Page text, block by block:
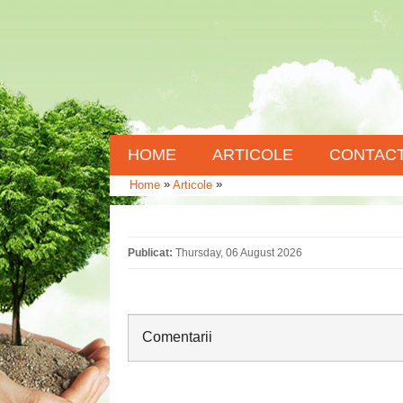
HOME ARTICOLE
Home » Articole »
Publicat: Thursday, 06 August 2026
Comentarii